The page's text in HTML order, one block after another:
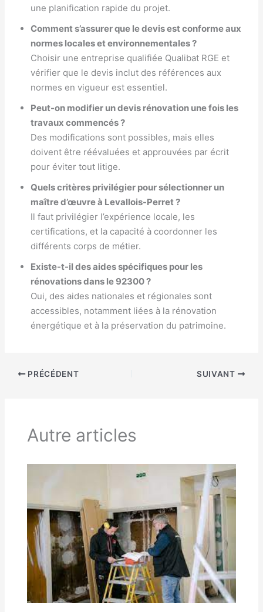
une planification rapide du projet.
Comment s’assurer que le devis est conforme aux
normes locales et environnementales ?
Choisir une entreprise qualifiée Qualibat RGE et
vérifier que le devis inclut des références aux
normes en vigueur est essentiel.
Peut-on modifier un devis rénovation une fois les
travaux commencés ?
Des modifications sont possibles, mais elles
doivent être réévaluées et approuvées par écrit
pour éviter tout litige.
Quels critères privilégier pour sélectionner un
maître d’œuvre à Levallois-Perret ?
Il faut privilégier l’expérience locale, les
certifications, et la capacité à coordonner les
différents corps de métier.
Existe-t-il des aides spécifiques pour les
rénovations dans le 92300 ?
Oui, des aides nationales et régionales sont
accessibles, notamment liées à la rénovation
énergétique et à la préservation du patrimoine.
PRÉCÉDENT SUIVANT
Autre articles